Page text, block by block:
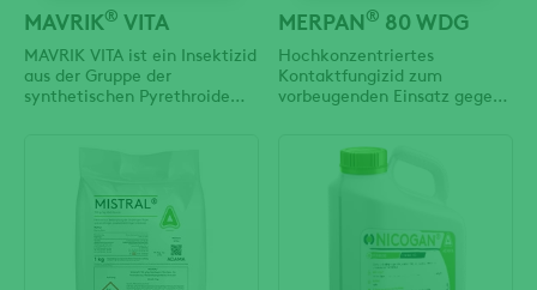
MAVRIK® VITA
MAVRIK VITA ist ein Insektizid
aus der Gruppe der
synthetischen Pyrethroide
mit sicherer Kontakt- und
Blattläuse als Virusvektoren,
Kohlschotenmücke und
Thripse) und beißende
Insekten (z.B. Rapsglanzkäfer,
verschiedene
MERPAN® 80 WDG
Hochkonzentriertes
Kontaktfungizid zum
vorbeugenden Einsatz gegen
Schorf und gegen pilzliche
gegen Sprühfleckenkrankheit
an Süß- und Sauerkirschen.
Kernobst werden auch
Erreger von Kelch- und
Fruchtfäulen wie Nectria (